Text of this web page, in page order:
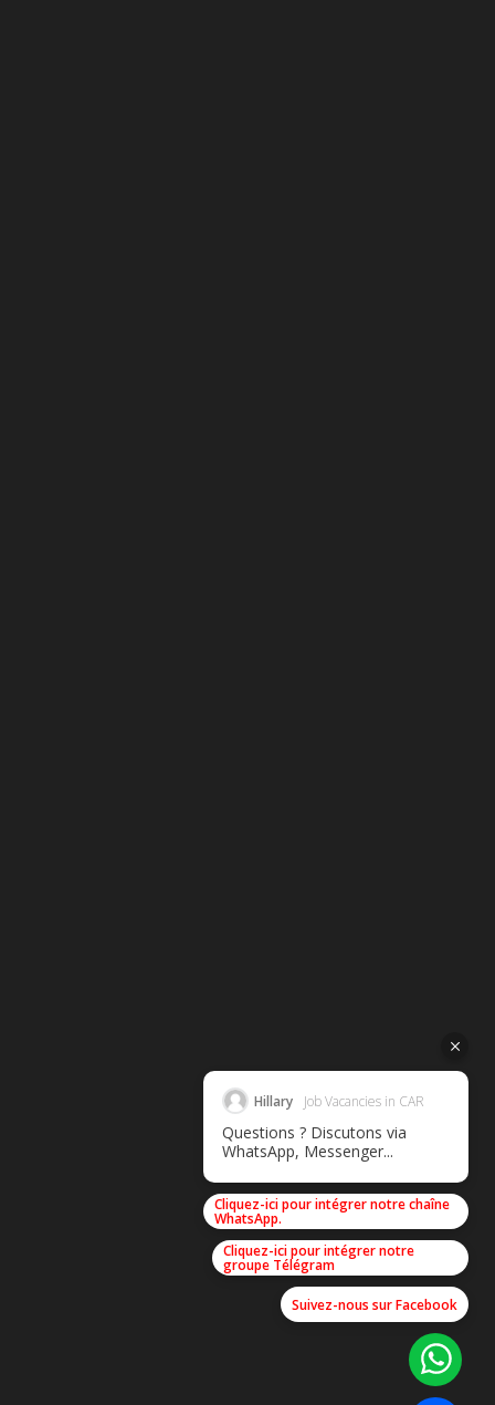
Hillary Job Vacancies in CAR
Questions ? Discutons via
WhatsApp, Messenger...
Cliquez-ici pour intégrer notre chaîne
WhatsApp.
Cliquez-ici pour intégrer notre
groupe Télégram
Suivez-nous sur Facebook